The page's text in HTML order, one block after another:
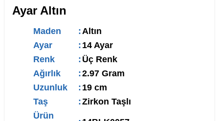
Ayar Altın
Maden :Altın
Ayar
: 14 Ayar
Renk
: Üç Renk
Ağırlık
:2.97 Gram
Uzunluk
: 19 cm
Taş
:Zirkon Taşlı
Ürün